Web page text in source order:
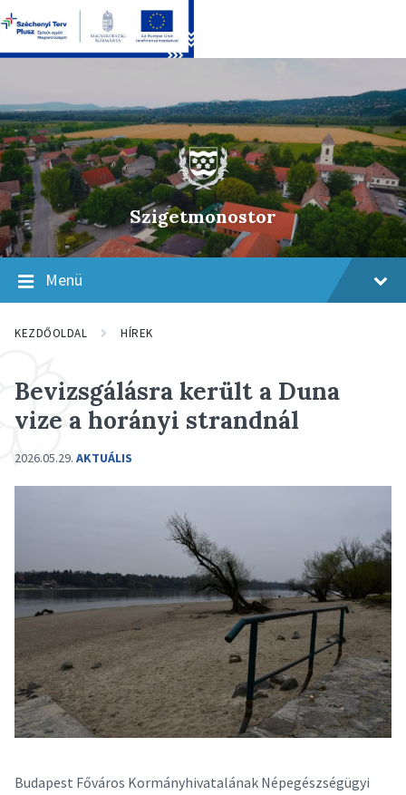
content
main
navigation
footer
Szigetmonostor
Menü
KEZDŐOLDAL HÍREK
Bevizsgálásra került a Duna
vize a horányi strandnál
2026.05.29. AKTUÁLIS
Budapest Főváros Kormányhivatalának Népegészségügyi